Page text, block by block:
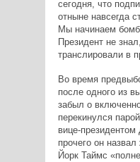
сегодня, что
отныне навсегда
Мы начинаем
Президент не
транслировали в
Во время
после одного из
забыл о
перекинулся
вице-
прочего он
Йорк Таймс